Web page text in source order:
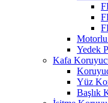
Motorlu
Yedek
Kafa
Yüz
Başlık